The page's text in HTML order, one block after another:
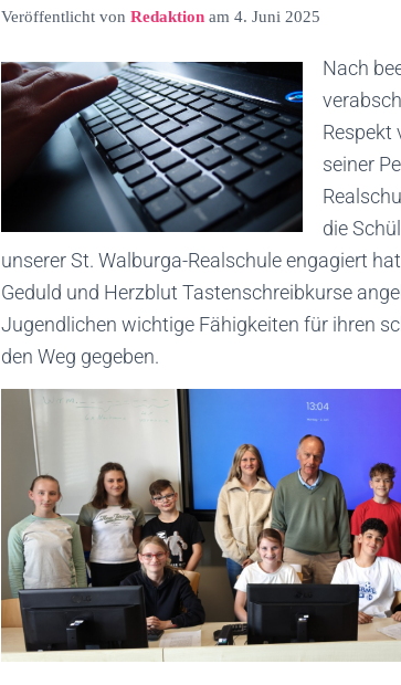
Veröffentlicht von Redaktionam 4. Juni 2025
Nach
Respekt
seiner
die
unserer St. Walburga-Realschule engagiert
Geduld und Herzblut Tastenschreibkurse
Jugendlichen wichtige Fähigkeiten für ihren
den Weg gegeben.